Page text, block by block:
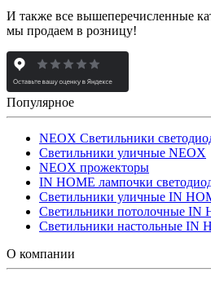
И также все вышеперечисленные
мы продаем в розницу!
Популярное
NEOX Светильники
Светильники уличные NEOX
NEOX прожекторы
IN HOME лампочки
Светильники уличные IN
Светильники потолочные IN
Светильники настольные IN
О компании